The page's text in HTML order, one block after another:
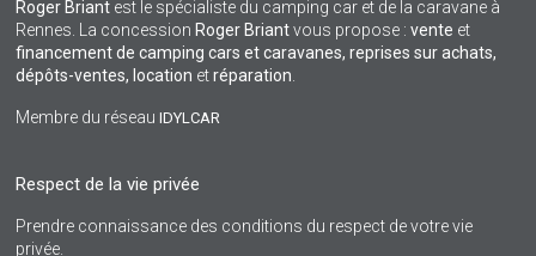
Roger Briant est le spécialiste du camping car et de la caravane à
Rennes. La concession Roger Briantvous propose : vente et
financement de camping cars et caravanes, reprises sur achats,
dépôts-ventes, location etréparation.
Membre du réseauIDYLCAR
Respect de la vie privée
Prendre connaissance des conditions du respect de votre vie
privée.